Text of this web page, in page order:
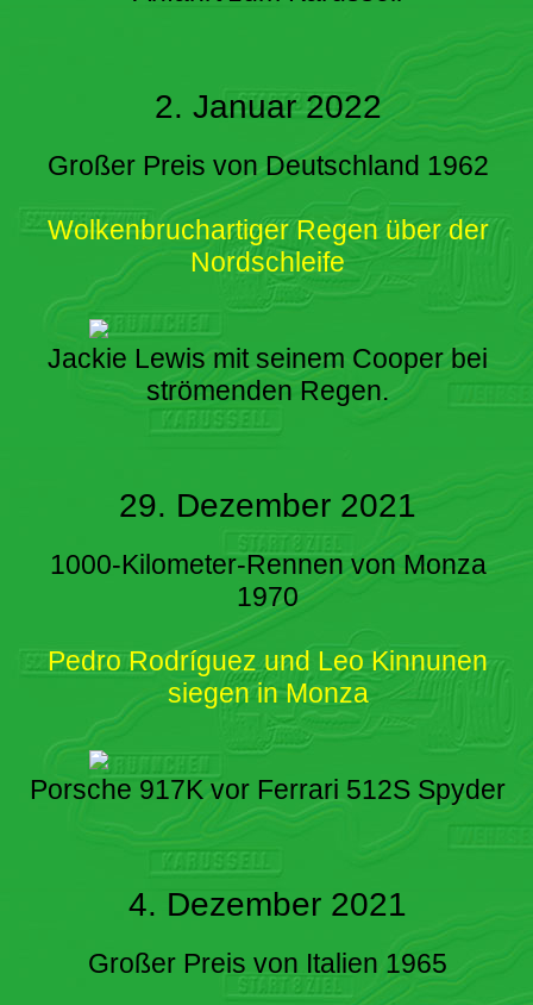
2. Januar 2022
Großer Preis von Deutschland 1962
Wolkenbruchartiger Regen über der
Nordschleife
Jackie Lewis mit seinem Cooper bei
strömenden Regen.
29. Dezember 2021
1000-Kilometer-Rennen von Monza
1970
Pedro Rodríguez und Leo Kinnunen
siegen in Monza
Porsche 917K vor Ferrari 512S Spyder
4. Dezember 2021
Großer Preis von Italien 1965